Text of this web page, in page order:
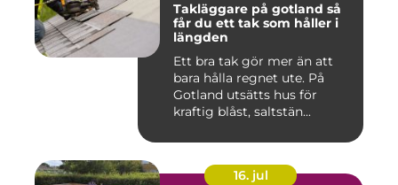
Takläggare på gotland så
får du ett tak som håller i
längden
Ett bra tak gör mer än att
bara hålla regnet ute. På
Gotland utsätts hus för
kraftig blåst, saltstän...
16. jul